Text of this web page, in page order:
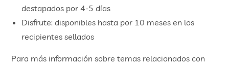
destapados por 4-5 días
Disfrute: disponibles hasta por 10 meses en los
recipientes sellados
Para más información sobre temas relacionados con